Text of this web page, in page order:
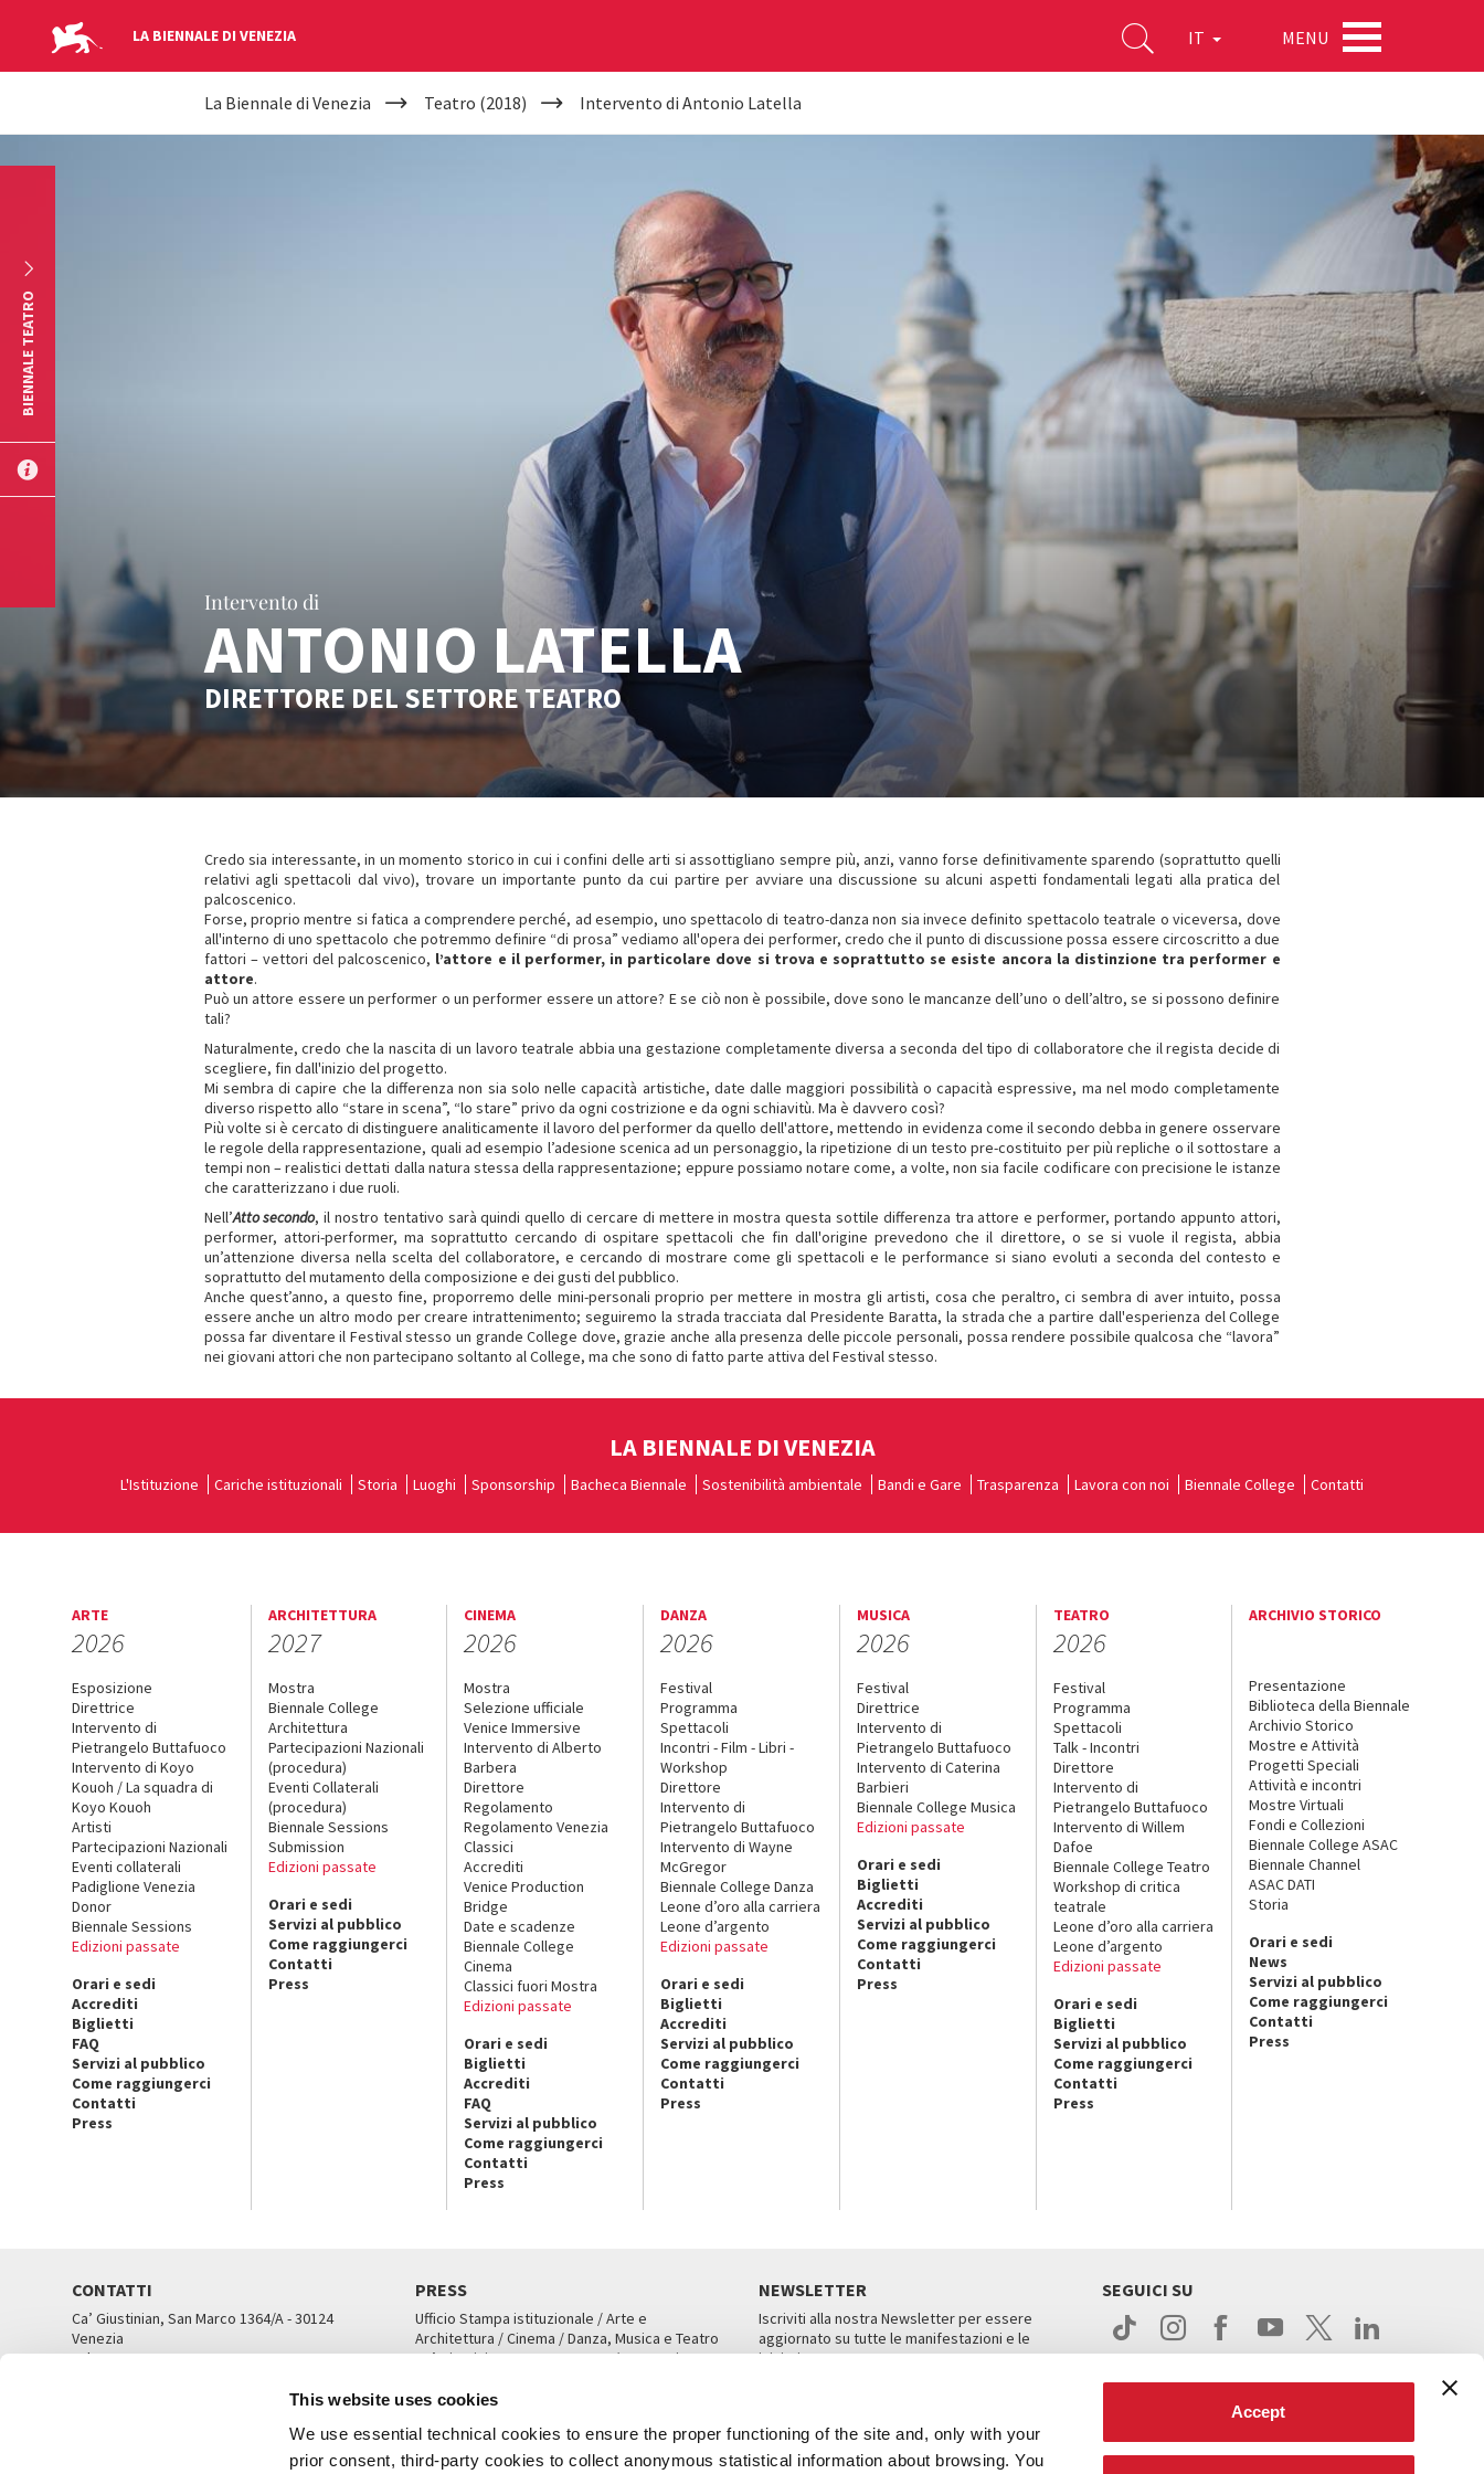
This website uses cookies
We use essential technical cookies to ensure the proper functioning of the site and, only with your
prior consent, third-party cookies to collect anonymous statistical information about browsing. You
Accept
LA BIENNALE DI VENEZIA IT MENU
YOUR
ARE
La Biennale di Venezia Teatro (2018) Intervento di Antonio Latella
Intervento di
ANTONIO LATELLA
DIRETTORE DEL SETTORE TEATRO
Credo sia interessante, in un momento storico in cui i confini delle arti si assottigliano sempre più, anzi, vanno forse definitivamente sparendo (soprattutto quelli
relativi agli spettacoli dal vivo), trovare un importante punto da cui partire per avviare una discussione su alcuni aspetti fondamentali legati alla pratica del
palcoscenico.
Forse, proprio mentre si fatica a comprendere perché, ad esempio, uno spettacolo di teatro-danza non sia invece definito spettacolo teatrale o viceversa, dove
all'interno di uno spettacolo che potremmo definire “di prosa” vediamo all'opera dei performer, credo che il punto di discussione possa essere circoscritto a due
fattori – vettori del palcoscenico, l’attore e il performer, in particolare dove si trova e soprattutto se esiste ancora la distinzione tra performer e
attore.
Può un attore essere un performer o un performer essere un attore? E se ciò non è possibile, dove sono le mancanze dell’uno o dell’altro, se si possono definire
tali?
Naturalmente, credo che la nascita di un lavoro teatrale abbia una gestazione completamente diversa a seconda del tipo di collaboratore che il regista decide di
scegliere, fin dall'inizio del progetto.
Mi sembra di capire che la differenza non sia solo nelle capacità artistiche, date dalle maggiori possibilità o capacità espressive, ma nel modo completamente
diverso rispetto allo “stare in scena”, “lo stare” privo da ogni costrizione e da ogni schiavitù. Ma è davvero così?
Più volte si è cercato di distinguere analiticamente il lavoro del performer da quello dell'attore, mettendo in evidenza come il secondo debba in genere osservare
le regole della rappresentazione, quali ad esempio l’adesione scenica ad un personaggio, la ripetizione di un testo pre-costituito per più repliche o il sottostare a
tempi non – realistici dettati dalla natura stessa della rappresentazione; eppure possiamo notare come, a volte, non sia facile codificare con precisione le istanze
che caratterizzano i due ruoli.
Nell’Atto secondo, il nostro tentativo sarà quindi quello di cercare di mettere in mostra questa sottile differenza tra attore e performer, portando appunto attori,
performer, attori-performer, ma soprattutto cercando di ospitare spettacoli che fin dall'origine prevedono che il direttore, o se si vuole il regista, abbia
un’attenzione diversa nella scelta del collaboratore, e cercando di mostrare come gli spettacoli e le performance si siano evoluti a seconda del contesto e
soprattutto del mutamento della composizione e dei gusti del pubblico.
Anche quest’anno, a questo fine, proporremo delle mini-personali proprio per mettere in mostra gli artisti, cosa che peraltro, ci sembra di aver intuito, possa
essere anche un altro modo per creare intrattenimento; seguiremo la strada tracciata dal Presidente Baratta, la strada che a partire dall'esperienza del College
possa far diventare il Festival stesso un grande College dove, grazie anche alla presenza delle piccole personali, possa rendere possibile qualcosa che “lavora”
nei giovani attori che non partecipano soltanto al College, ma che sono di fatto parte attiva del Festival stesso.
BIENNALE TEATRO
LA BIENNALE DI VENEZIA
L'Istituzione Cariche istituzionali Storia Luoghi Sponsorship Bacheca Biennale Sostenibilità ambientale Bandi e Gare Trasparenza Lavora con noi Biennale College Contatti
ARTE
2026
Esposizione
Direttrice
Intervento di
Pietrangelo Buttafuoco
Intervento di Koyo
Kouoh / La squadra di
Koyo Kouoh
Artisti
Partecipazioni Nazionali
Eventi collaterali
Padiglione Venezia
Donor
Biennale Sessions
Edizioni passate
Orari e sedi
Accrediti
Biglietti
FAQ
Servizi al pubblico
Come raggiungerci
Contatti
Press
ARCHITETTURA
2027
Mostra
Biennale College
Architettura
Partecipazioni Nazionali
(procedura)
Eventi Collaterali
(procedura)
Biennale Sessions
Submission
Edizioni passate
Orari e sedi
Servizi al pubblico
Come raggiungerci
Contatti
Press
CINEMA
2026
Mostra
Selezione ufficiale
Venice Immersive
Intervento di Alberto
Barbera
Direttore
Regolamento
Regolamento Venezia
Classici
Accrediti
Venice Production
Bridge
Date e scadenze
Biennale College
Cinema
Classici fuori Mostra
Edizioni passate
Orari e sedi
Biglietti
Accrediti
FAQ
Servizi al pubblico
Come raggiungerci
Contatti
Press
DANZA
2026
Festival
Programma
Spettacoli
Incontri - Film - Libri -
Workshop
Direttore
Intervento di
Pietrangelo Buttafuoco
Intervento di Wayne
McGregor
Biennale College Danza
Leone d’oro alla carriera
Leone d’argento
Edizioni passate
Orari e sedi
Biglietti
Accrediti
Servizi al pubblico
Come raggiungerci
Contatti
Press
MUSICA
2026
Festival
Direttrice
Intervento di
Pietrangelo Buttafuoco
Intervento di Caterina
Barbieri
Biennale College Musica
Edizioni passate
Orari e sedi
Biglietti
Accrediti
Servizi al pubblico
Come raggiungerci
Contatti
Press
TEATRO
2026
Festival
Programma
Spettacoli
Talk - Incontri
Direttore
Intervento di
Pietrangelo Buttafuoco
Intervento di Willem
Dafoe
Biennale College Teatro
Workshop di critica
teatrale
Leone d’oro alla carriera
Leone d’argento
Edizioni passate
Orari e sedi
Biglietti
Servizi al pubblico
Come raggiungerci
Contatti
Press
ARCHIVIO STORICO
Presentazione
Biblioteca della Biennale
Archivio Storico
Mostre e Attività
Progetti Speciali
Attività e incontri
Mostre Virtuali
Fondi e Collezioni
Biennale College ASAC
Biennale Channel
ASAC DATI
Storia
Orari e sedi
News
Servizi al pubblico
Come raggiungerci
Contatti
Press
CONTATTI
Ca’ Giustinian, San Marco 1364/A - 30124
Venezia
Tel. 041 5218711
PRESS
Ufficio Stampa istituzionale / Arte e
Architettura / Cinema / Danza, Musica e Teatro
Ca’ Giustinian, San Marco 1364/A, Venezia
UFFICI STAMPA
NEWSLETTER
Iscriviti alla nostra Newsletter per essere
aggiornato su tutte le manifestazioni e le
iniziative.
SEGUICI SU